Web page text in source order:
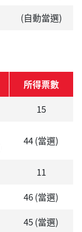
(自動當選)
所得票數
15
44 (當選)
11
46 (當選)
45 (當選)